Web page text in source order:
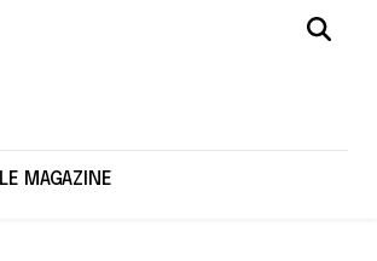
LE MAGAZINE